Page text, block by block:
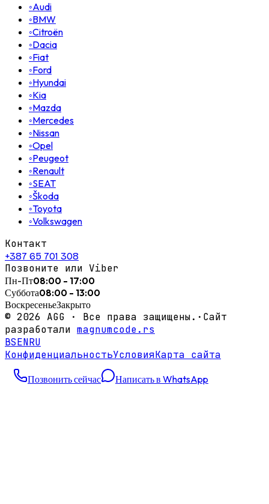
◦Audi
◦BMW
◦Citroën
◦Dacia
◦Fiat
◦Ford
◦Hyundai
◦Kia
◦Mazda
◦Mercedes
◦Nissan
◦Opel
◦Peugeot
◦Renault
◦SEAT
◦Škoda
◦Toyota
◦Volkswagen
Контакт
+387 65 701 308
Позвоните или Viber
Пн-Пт08:00 - 17:00
Суббота08:00 - 13:00
ВоскресеньеЗакрыто
© 2026 AGG · Все права защищены. · Сайт
разработали magnumcode.rs
BSENRU
КонфиденциальностьУсловияКарта сайта
Позвонить сейчас Написать в WhatsApp